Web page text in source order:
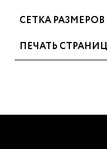
СЕТКА РАЗМЕРОВ
ПЕЧАТЬ